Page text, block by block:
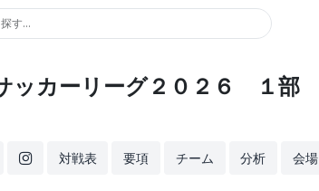
す...
ッカーリーグ２０２６ １部
対戦表 要項 チーム 分析 会場